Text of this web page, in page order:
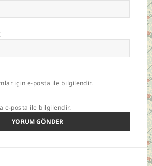
için e-posta ile bilgilendir.
e-posta ile bilgilendir.